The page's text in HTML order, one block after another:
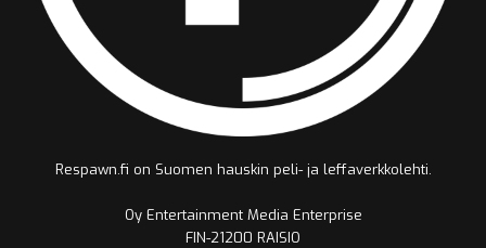
Respawn.fi on Suomen hauskin peli- ja leffaverkkolehti.
Oy Entertainment Media Enterprise
FIN-21200 RAISIO